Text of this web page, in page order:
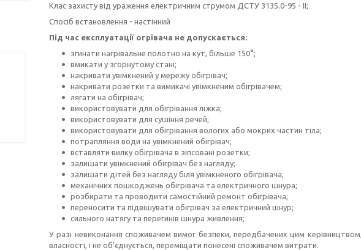
Клас захисту від ураження електричним струмом ДСТУ 3135.0-95 - II;
Спосіб встановлення - настінний
Під час експлуатації огрівача не допускається:
згинати нагрівальне полотно на кут, більше 150°;
вмикати у згорнутому стані;
накривати увімкнений у мережу обігрівач;
накривати розетки та вимикачі увімкненим обігрівачем;
лягати на обігрівач;
використовувати для обігрівання ліжка;
використовувати для сушіння речей;
використовувати для обігрівання вологих або мокрих частин тіла;
потрапляння води на увімкнений обігрівач;
вставляти вилку обігрівача в зіпсовані розетки;
залишати увімкнений обігрівач без нагляду;
залишати дітей без нагляду біля увімкненого обігрівача;
механічних пошкоджень обігрівача та електричного шнура;
розбирати та проводити самостійний ремонт обігрівача;
переносити та підвішувати обігрівач за електричний шнур;
сильного натягу та перегинів шнура живлення;
У разі невиконання споживачем вимог безпеки, передбачених цим
власності, і не об'єднується, переміщати понесені споживачем витрати.